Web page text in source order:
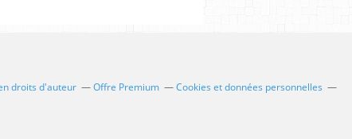
droits d'auteur Offre Premium
Cookies et données personnelles